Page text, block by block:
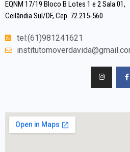
EQNM 17/19 Bloco B Lotes 1 e 2 Sala 01,
Ceilândia Sul/DF, Cep. 72.215-560
tel:(61)981241621